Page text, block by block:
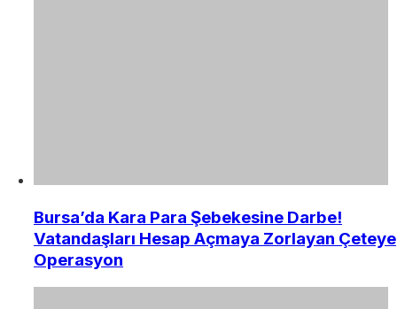
Bursa’da Kara Para Şebekesine Darbe!
Vatandaşları Hesap Açmaya Zorlayan Çeteye
Operasyon